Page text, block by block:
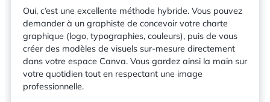
Oui, c’est une excellente méthode hybride. Vous pouvez
demander à un graphiste de concevoir votre charte
graphique (logo, typographies, couleurs), puis de vous
créer des modèles de visuels sur-mesure directement
dans votre espace Canva. Vous gardez ainsi la main sur
votre quotidien tout en respectant une image
professionnelle.